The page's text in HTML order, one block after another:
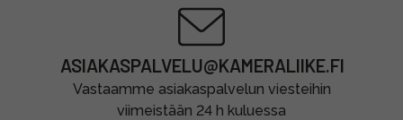
ASIAKASPALVELU@KAMERALIIKE.FI
Vastaamme asiakaspalvelun viesteihin
viimeistään 24 h kuluessa